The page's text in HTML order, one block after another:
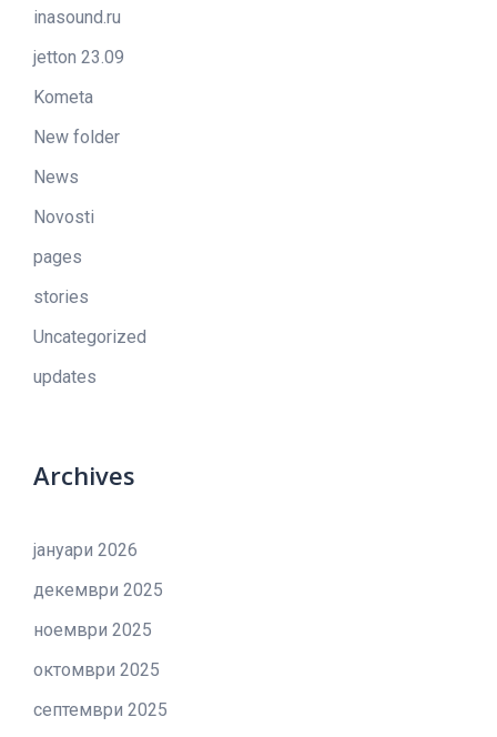
inasound.ru
jetton 23.09
Kometa
New folder
News
Novosti
pages
stories
Uncategorized
updates
Archives
јануари 2026
декември 2025
ноември 2025
октомври 2025
септември 2025